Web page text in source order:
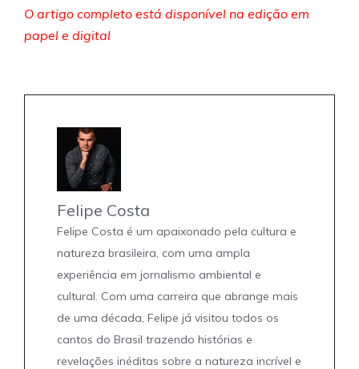
O artigo completo está disponível na edição em
papel e digital
Felipe Costa
Felipe Costa é um apaixonado pela cultura e
natureza brasileira, com uma ampla
experiência em jornalismo ambiental e
cultural. Com uma carreira que abrange mais
de uma década, Felipe já visitou todos os
cantos do Brasil trazendo histórias e
revelações inéditas sobre a natureza incrível e